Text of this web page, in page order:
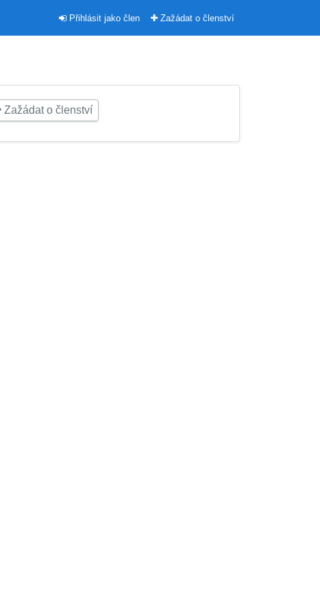
Přihlásit jako člen Zažádat o členství
Zažádat o členství